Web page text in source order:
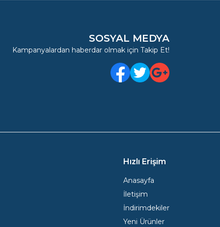
SOSYAL MEDYA
Kampanyalardan haberdar olmak için Takip Et!
Facebook
TwitterGoogle Plus
Hızlı Erişim
Anasayfa
İletişim
İndirimdekiler
Yeni Ürünler